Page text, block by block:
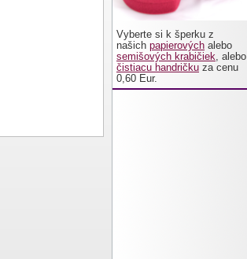
Vyberte si k šperku z
našich papierových alebo
semišových krabičiek, alebo
čistiacu handričku za cenu
0,60 Eur.